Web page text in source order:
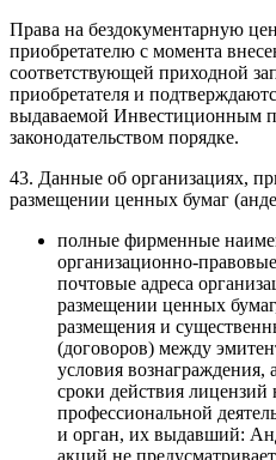
Права на бездокументарную
приобретателю с момента
соответствующей приходной
приобретателя и
выдаваемой Инвестиционным
законодательством порядке.
43. Данные об организациях,
размещении ценных бумаг
полные фирменные
организационно-
почтовые адреса
размещении ценных
размещения и
(договоров) между
условия вознаграждения,
сроки действия лицензий
профессиональной
и орган, их выдавший:
акций не